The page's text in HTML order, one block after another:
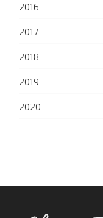
2016
2017
2018
2019
2020